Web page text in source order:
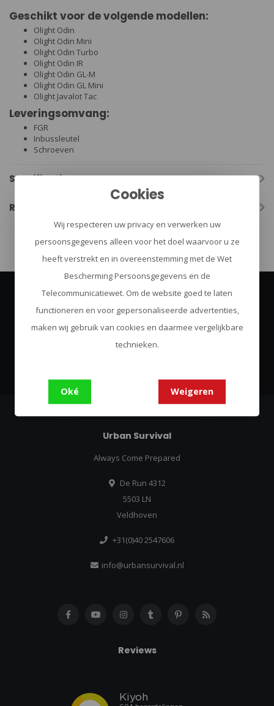
Geschikt voor de volgende modellen:
Olight Odin
Olight Odin Mini
Olight Odin Turbo
Olight Odin IR
Olight Odin GL-M
Olight Odin GL Mini
Olight Javalot Tac
Leveringsomvang:
FGR
Inbussleutel
Schroeven
Specificaties
Reviews
Abonneer je op onze nieuwsbrief
Blijf op de hoogte over onze laatste acties
Urban Survival
Always Come Prepared
De Run 4312
5503 LN
Veldhoven
+31(0)40 2547606
info@urbansurvival.nl
Reviews
Cookies
Wij respecteren uw privacy en verwerken uw
persoonsgegevens alleen voor het doel waarvoor u ze
heeft verstrekt en in overeenstemming met de Wet
Bescherming Persoonsgegevens en de
Telecommunicatiewet. Om de website goed te laten
functioneren en voor gepersonaliseerde advertenties,
maken wij gebruik van cookies en daarmee vergelijkbare
technieken.
Oké Weigeren